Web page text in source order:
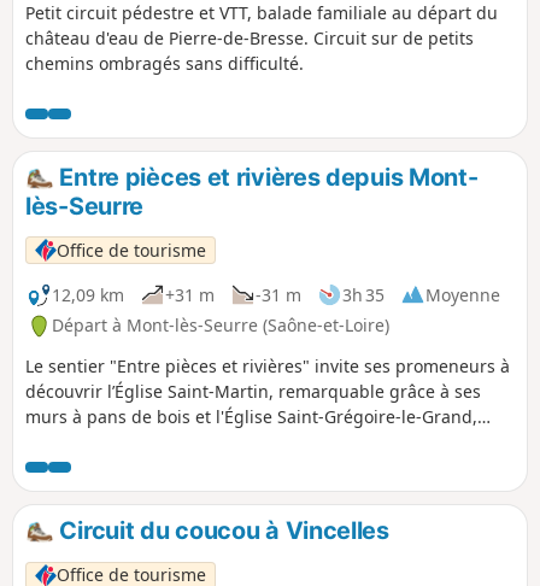
Petit circuit pédestre et VTT, balade familiale au départ du
château d'eau de Pierre-de-Bresse. Circuit sur de petits
chemins ombragés sans difficulté.
Entre pièces et rivières depuis Mont-
lès-Seurre
Office de tourisme
12,09 km
+31 m -31 m 3h 35
Moyenne
Départ à Mont-lès-Seurre (Saône-et-Loire)
Le sentier "Entre pièces et rivières" invite ses promeneurs à
découvrir l’Église Saint-Martin, remarquable grâce à ses
murs à pans de bois et l'Église Saint-Grégoire-le-Grand,
comtois à tuiles vernissées. Au fil du parcours, se trouve le
hameau de Chazelle, où chevaux et bovins pâturent
paisiblement dans les prairies l'été.
Circuit du coucou à Vincelles
Office de tourisme